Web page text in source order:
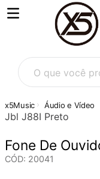
O que você procura?
Áudio e Vídeo
Jbl J88I Preto
Fone De
CÓD: 20041